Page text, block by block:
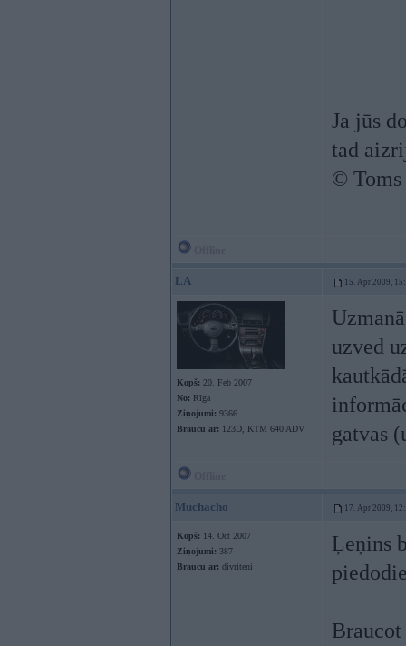
Ja jūs
tad
© Toms
LA 15. Apr 2009,
Kopš: 20. Feb 2007
No: Rīga
Ziņojumi: 9366
Braucu ar: 123D, KTM 640 ADV
uzved
gatvas
Muchacho 17. Apr 2009,
Kopš: 14. Oct 2007
Ziņojumi: 387
Braucu ar: divriteni
Ļeņins